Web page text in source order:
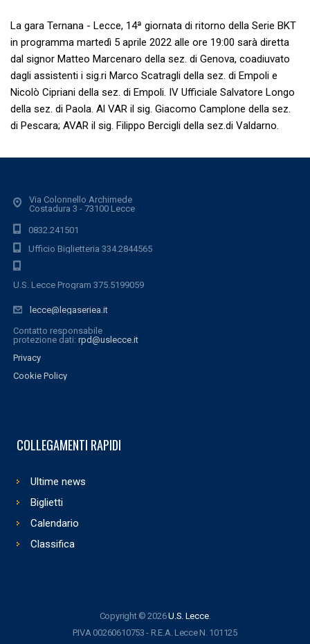
La gara Ternana - Lecce, 14ª giornata di ritorno della Serie BKT
in programma martedì 5 aprile 2022 alle ore 19:00 sarà diretta
dal signor Matteo Marcenaro della sez. di Genova, coadiuvato
dagli assistenti i sig.ri Marco Scatragli della sez. di Empoli e
Nicolò Cipriani della sez. di Empoli. IV Ufficiale Salvatore Longo
della sez. di Paola. Al VAR il sig. Giacomo Camplone della sez.
di Pescara; AVAR il sig. Filippo Bercigli della sez.di Valdarno.
Via Colonnello Archimede
Costadura 3 - 73100 Lecce
0832.241501
Ufficio Biglietteria 334.2844565
U.S. Lecce Program 375.5199059
lecce@legaseriea.it
Contatto responsabile
protezione dati: rpd@uslecce.it
Privacy
Cookie Policy
COLLEGAMENTI RAPIDI
Ultime news
Biglietti
Calendario
Classifica
Copyright © 2026U.S. Lecce.
P.IVA 00260610753 - R.E.A. Lecce N. 101125